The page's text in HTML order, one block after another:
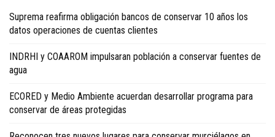
Suprema reafirma obligación bancos de conservar 10 años los
datos operaciones de cuentas clientes
INDRHI y COAAROM impulsaran población a conservar fuentes de
agua
ECORED y Medio Ambiente acuerdan desarrollar programa para
conservar de áreas protegidas